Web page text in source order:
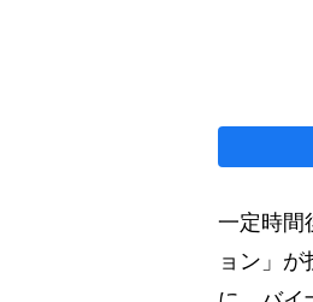
一定時間
ョン」